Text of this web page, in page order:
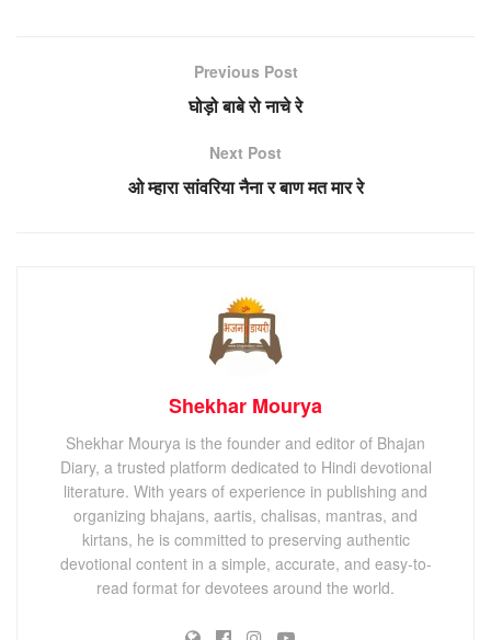
Previous Post
घोड़ो बाबे रो नाचे रे
Next Post
ओ म्हारा सांवरिया नैना र बाण मत मार रे
Shekhar Mourya
Shekhar Mourya is the founder and editor of Bhajan
Diary, a trusted platform dedicated to Hindi devotional
literature. With years of experience in publishing and
organizing bhajans, aartis, chalisas, mantras, and
kirtans, he is committed to preserving authentic
devotional content in a simple, accurate, and easy-to-
read format for devotees around the world.